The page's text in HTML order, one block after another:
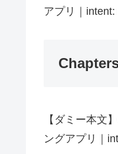
アプリ｜intent:
【ダミー本文
ングアプリ｜